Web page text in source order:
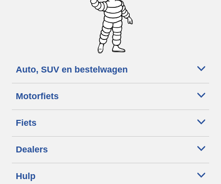
Auto, SUV en bestelwagen
Motorfiets
Fiets
Dealers
Hulp